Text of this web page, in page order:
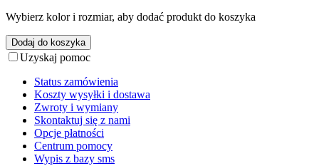
Wybierz kolor i rozmiar, aby dodać produkt do koszyka
Dodaj do koszyka
Uzyskaj pomoc
Status zamówienia
Koszty wysyłki i dostawa
Zwroty i wymiany
Skontaktuj się z nami
Opcje płatności
Centrum pomocy
Wypis z bazy sms